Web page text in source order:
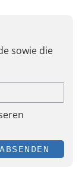
sowie die
ABSENDEN